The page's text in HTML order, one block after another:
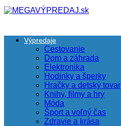
Výpredaje
Cestovanie
Dom a záhrada
Elektronika
Hodinky a šperky
Hračky a detský tovar
Knihy, filmy a hry
Móda
Šport a voľný čas
Zdravie a krása